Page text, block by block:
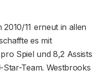
11 erneut in allen
es mit
Spiel und 8,2 Assists
Team. Westbrooks